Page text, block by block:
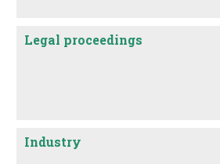
Legal proceedings
Industry